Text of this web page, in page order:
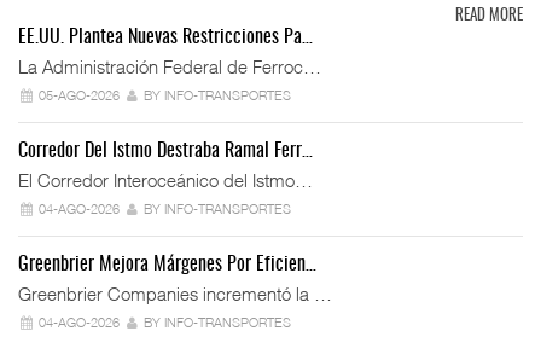
READ MORE
EE.UU. Plantea Nuevas Restricciones Pa…
La Administración Federal de Ferroc…
05-AGO-2026 BY INFO-TRANSPORTES
Corredor Del Istmo Destraba Ramal Ferr…
El Corredor Interoceánico del Istmo…
04-AGO-2026 BY INFO-TRANSPORTES
Greenbrier Mejora Márgenes Por Eficien…
Greenbrier Companies incrementó la …
04-AGO-2026 BY INFO-TRANSPORTES